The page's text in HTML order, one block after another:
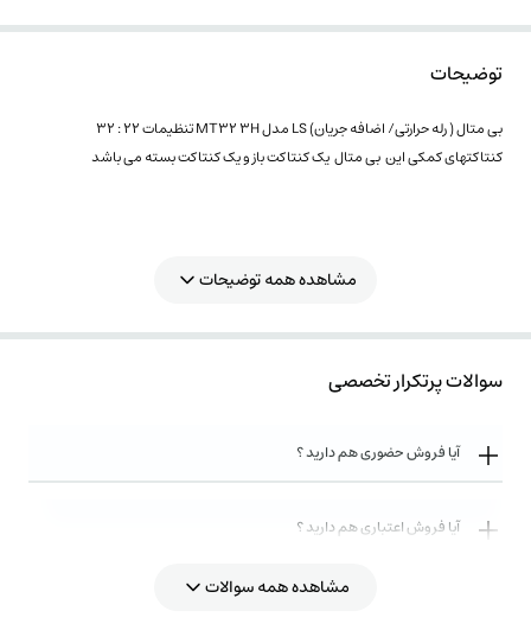
توضیحات
بی متال ( رله حرارتی/ اضافه جریان) LS مدل MT32 3H تنظیمات 22 : 32
کنتاکتهای کمکی این بی متال یک کنتاکت باز و یک کنتاکت بسته می باشد
مشاهده همه توضیحات
سوالات پرتکرار تخصصی
آیا فروش حضوری هم دارید ؟
آیا فروش اعتباری هم دارید ؟
روش های ارسال کالا به چه صورت میباشد ؟
مشاهده همه سوالات